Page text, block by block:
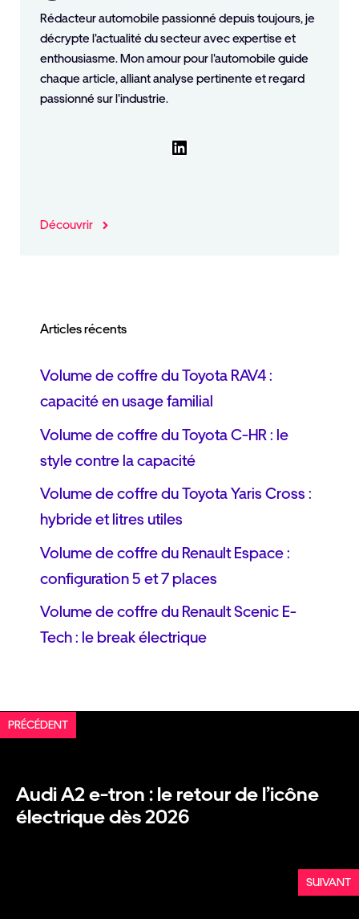
Rédacteur automobile passionné depuis toujours, je
décrypte l'actualité du secteur avec expertise et
enthousiasme. Mon amour pour l'automobile guide
chaque article, alliant analyse pertinente et regard
passionné sur l'industrie.
LinkedIn
Découvrir
Articles récents
Volume de coffre du Toyota RAV4 :
capacité en usage familial
Volume de coffre du Toyota C-HR : le
style contre la capacité
Volume de coffre du Toyota Yaris Cross :
hybride et litres utiles
Volume de coffre du Renault Espace :
configuration 5 et 7 places
Volume de coffre du Renault Scenic E-
Tech : le break électrique
PRÉCÉDENT
Audi A2 e-tron : le retour de l’icône
électrique dès 2026
SUIVANT